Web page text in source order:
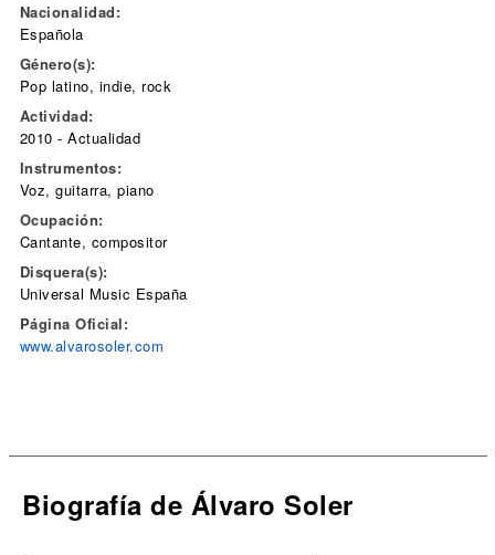
Nacionalidad:
Española
Género(s):
Pop latino, indie, rock
Actividad:
2010 - Actualidad
Instrumentos:
Voz, guitarra, piano
Ocupación:
Cantante, compositor
Disquera(s):
Universal Music España
Página Oficial:
www.alvarosoler.com
Biografía de Álvaro Soler